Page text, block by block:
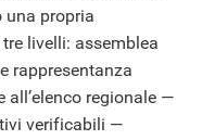
una propria
livelli: assemblea
rappresentanza
all’elenco regionale —
verificabili —